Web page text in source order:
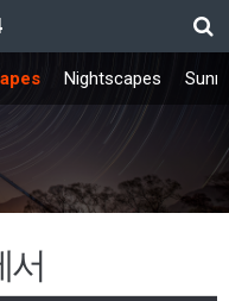
Nightscapes
서